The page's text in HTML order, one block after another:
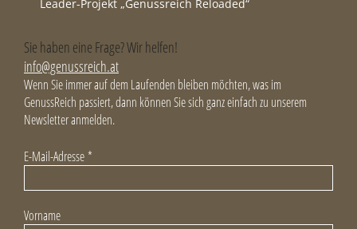
Leader-Projekt „Genussreich Reloaded“
Sie haben eine Frage? Wir helfen!
info@genussreich.at
Wenn Sie immer auf dem Laufenden bleiben möchten, was im
GenussReich passiert, dann können Sie sich ganz einfach zu unserem
Newsletter anmelden.
E-Mail-Adresse *
Vorname